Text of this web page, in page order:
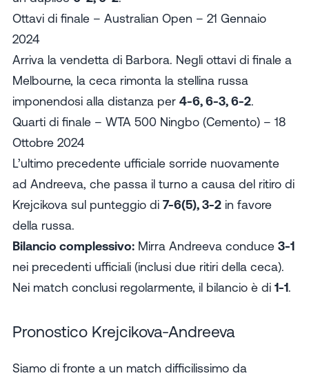
Ottavi di finale – Australian Open – 21 Gennaio
2024
Arriva la vendetta di Barbora. Negli ottavi di finale a
Melbourne, la ceca rimonta la stellina russa
imponendosi alla distanza per4-6, 6-3, 6-2.
Quarti di finale – WTA 500 Ningbo (Cemento) – 18
Ottobre 2024
L’ultimo precedente ufficiale sorride nuovamente
ad Andreeva, che passa il turno a causa del ritiro di
Krejcikova sul punteggio di7-6(5), 3-2 in favore
della russa.
Bilancio complessivo: Mirra Andreeva conduce3-1
nei precedenti ufficiali (inclusi due ritiri della ceca).
Nei match conclusi regolarmente, il bilancio è di1-1 .
Pronostico Krejcikova-Andreeva
Siamo di fronte a un match difficilissimo da